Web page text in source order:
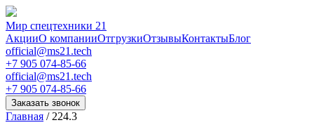
Мир спецтехники 21
АкцииО компанииОтгрузкиОтзывыКонтактыБлог
official@ms21.tech
+7 905 074-85-66
official@ms21.tech
+7 905 074-85-66
Заказать звонок
Главная / 224.3